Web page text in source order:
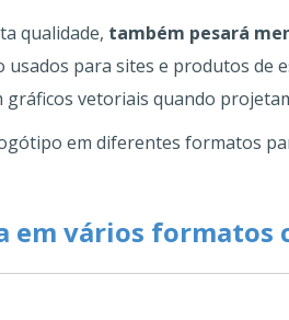
qualidade, também pesará
para sites e produtos de
vetoriais quando
em diferentes formatos
em vários formatos